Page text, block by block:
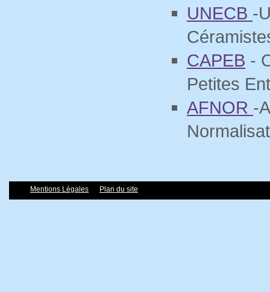
UNECB -
CAPEB -
Petites
AFNOR -
Mentions Légales Plan du site